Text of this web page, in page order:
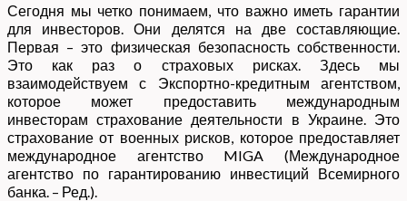
Сегодня мы четко понимаем, что важно иметь гарантии
для инвесторов. Они делятся на две составляющие.
Первая – это физическая безопасность собственности.
Это как раз о страховых рисках. Здесь мы
взаимодействуем с Экспортно-кредитным агентством,
которое может предоставить международным
инвесторам страхование деятельности в Украине. Это
страхование от военных рисков, которое предоставляет
международное агентство MIGA (Международное
агентство по гарантированию инвестиций Всемирного
банка. – Ред.).